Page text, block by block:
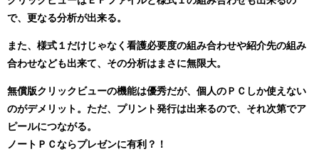
で、更なる分析が出来る。
また、様式１だけじゃなく看護必要度の組み合わせや紹介先の組み
合わせなども出来て、その分析はまさに無限大。
無償版クリックビューの機能は優秀だが、個人のＰＣしか使えない
のがデメリット。 ただ、プリント発行は出来るので、それ次第でア
ピールにつながる。
ノートＰＣならプレゼンに有利？！